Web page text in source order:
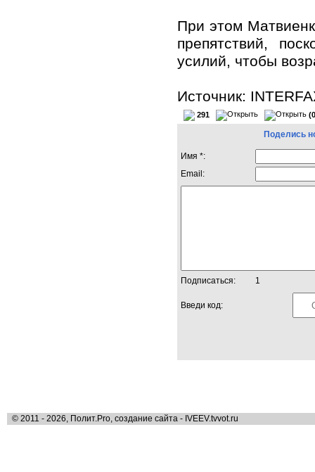
При этом
препятствий,
усилий, чтобы
Источник:
291
Поделись
Имя *:
Email:
Подписаться: 1
Введи код:
© 2011 - 2026, Полит.Pro, создание сайта - IVEEV.tvvot.ru